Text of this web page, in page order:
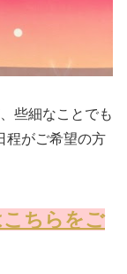
些細なことでも
程がご希望の方
こちらをご